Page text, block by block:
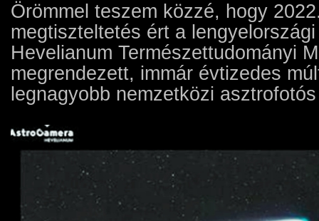
Örömmel teszem közzé, hogy
megtiszteltetés ért a
Hevelianum Természettudományi
megrendezett, immár évtizedes
legnagyobb nemzetközi